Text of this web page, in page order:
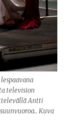
television
Antti
Kuva